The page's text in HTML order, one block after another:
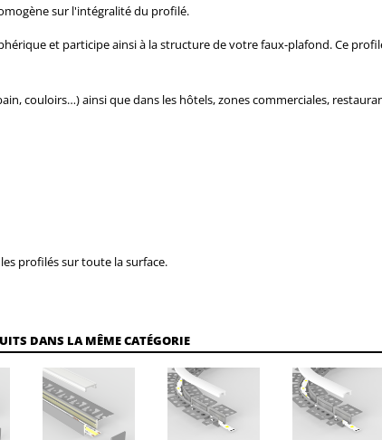
sur l'intégralité du profilé.
et participe ainsi à la structure de votre faux-plafond. Ce
couloirs…) ainsi que dans les hôtels, zones commerciales,
profilés sur toute la surface.
DANS LA MÊME CATÉGORIE